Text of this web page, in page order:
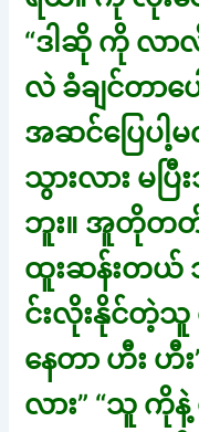
“ဒါဆို ကို လာလို
လဲ ခံချင်တာပ
အဆင်ပြေပါ့မ
သွားလား မပ
ဘူး။ အူတိုတ
ထူးဆန်းတယ်
င်းလိုးနိုင်တဲ့
နေတာ ဟီး
လား” “သူ ကိုနဲ့